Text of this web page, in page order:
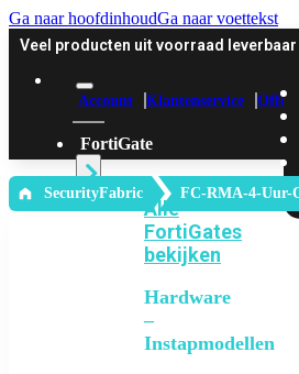
Ga naar hoofdinhoudGa naar voettekst
Veel producten uit voorraad leverbaar
Account Klantenservice Offerte
FortiGate
Alle
FortiGates
bekijken
Hardware
–
Instapmodellen
‎ SecurityFabric FC-RMA-4-Uur-